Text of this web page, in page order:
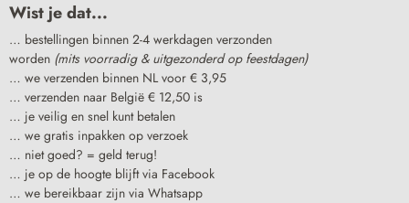
Wist je dat...
… bestellingen binnen 2-4 werkdagen verzonden
worden (mits voorradig & uitgezonderd op feestdagen)
… we verzenden binnen NL voor € 3,95
… verzenden naar België € 12,50 is
… je veilig en snel kunt betalen
… we gratis inpakken op verzoek
… niet goed? = geld terug!
… je op de hoogte blijft via Facebook
… we bereikbaar zijn via Whatsapp